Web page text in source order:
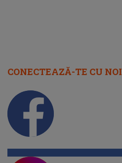
CONECTEAZĂ-TE CU NOI